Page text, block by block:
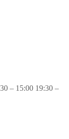
– 15:00 19:30 –